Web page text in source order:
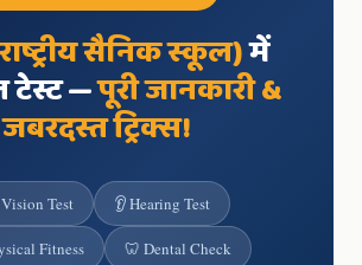
सैनिक स्कूल)में
टेस्ट —पूरी जानकारी &
जबरदस्त ट्रिक्स!
Test 👂 Hearing Test
Fitness 🦷 Dental Check